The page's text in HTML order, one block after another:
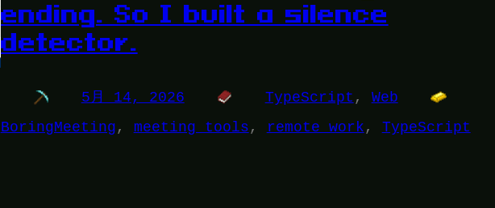
ending. So I built a silence
detector.
5月 14, 2026 TypeScript , Web
BoringMeeting , meeting tools , remote work , TypeScript